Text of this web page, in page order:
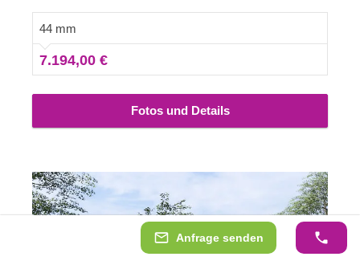
Anfrage senden
Langlebigkeit der Konstruktion und ermöglichen ein
einfaches Ein- und Ausfahren in und aus der Garage.
Genießen Sie die außergewöhnliche, exklusive
Konstruktion dieses schönen Garagengebäudes und alle
Vorteile, die sie bietet!
44 mm
7.194,00 €
Fotos und Details